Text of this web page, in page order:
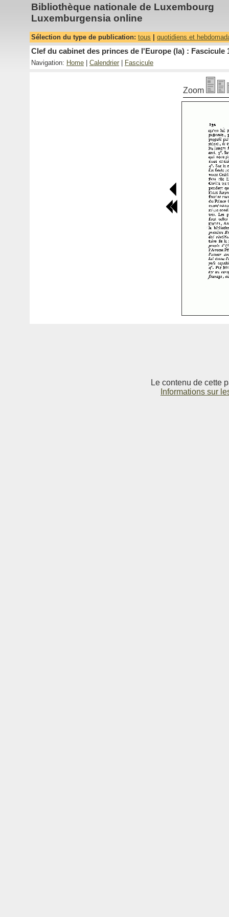
Bibliothèque nationale de Luxembourg
Luxemburgensia online
Sélection du type de publication: tous quotidiens et
Clef du cabinet des princes de l'Europe (la) : Fascicule
Navigation: Home Calendrier Fascicule
Zoom
Le contenu de cette
Informations sur